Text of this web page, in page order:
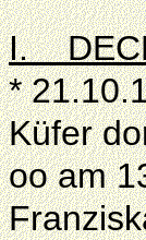
I.
*
Küfer
oo am